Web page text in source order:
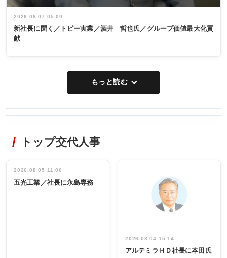
2026.08.07 05:00
新社長に聞く／トピー実業／酒井 哲也氏／グループ価値最大化貢
献
もっと読む
非鉄業界で
インタビュ
ー／社内ア
タックトレー
祝う 業界関
係者ら220人
出席
トップ交代人事
2026.08.05 11:00
五光工業／社長に永島専務
2026.08.04 15:14
アルテミラＨＤ社長に本田氏